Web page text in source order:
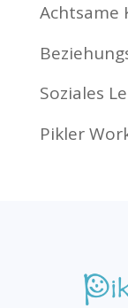
Achtsame
Soziales
Pikler